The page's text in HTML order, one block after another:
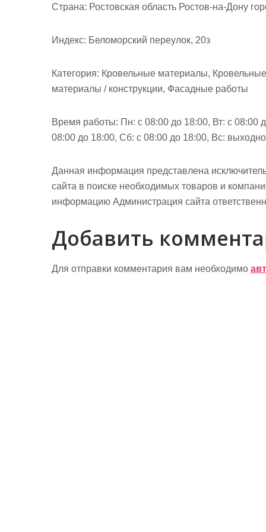
Страна: Ростовская область Ростов-на-Дону
Индекс: Беломорский переулок, 20з
Категория: Кровельные материалы,
материалы / конструкции, Фасадные работы
Время работы: Пн: с 08:00 до 18:00, Вт: с 08:00
08:00 до 18:00, Сб: с 08:00 до 18:00, Вс:
Данная информация представлена
сайта в поиске необходимых товаров и
информацию Администрация сайта
Добавить
Для отправки комментария вам необходимо